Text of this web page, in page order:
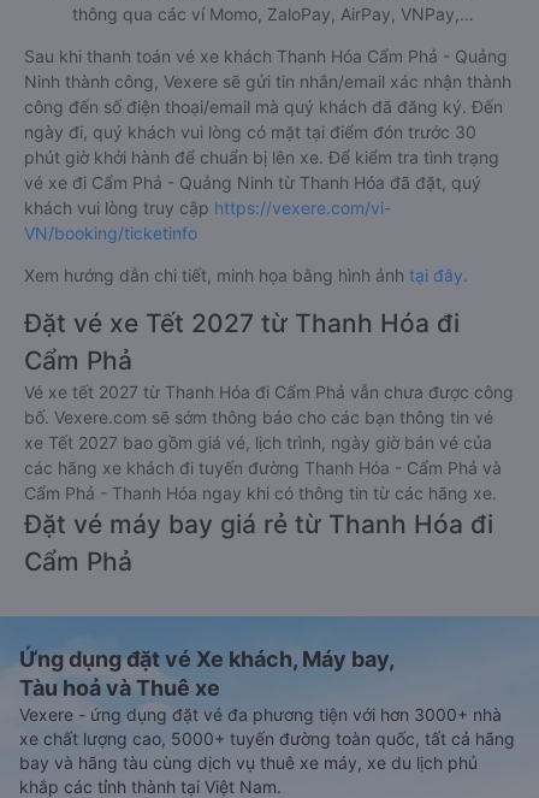
thông qua các ví Momo, ZaloPay, AirPay, VNPay,…
Sau khi thanh toán vé xe khách Thanh Hóa Cẩm Phả - Quảng
Ninh thành công, Vexere sẽ gửi tin nhắn/email xác nhận thành
công đến số điện thoại/email mà quý khách đã đăng ký. Đến
ngày đi, quý khách vui lòng có mặt tại điểm đón trước 30
phút giờ khởi hành để chuẩn bị lên xe. Để kiểm tra tình trạng
vé xe đi Cẩm Phả - Quảng Ninh từ Thanh Hóa đã đặt, quý
khách vui lòng truy cập https://vexere.com/vi-
VN/booking/ticketinfo
Xem hướng dẫn chi tiết, minh họa bằng hình ảnh tại đây.
Đặt vé xe Tết 2027 từ Thanh Hóa đi
Cẩm Phả
Vé xe tết 2027 từ Thanh Hóa đi Cẩm Phả vẫn chưa được công
bố. Vexere.com sẽ sớm thông báo cho các bạn thông tin vé
xe Tết 2027 bao gồm giá vé, lịch trình, ngày giờ bán vé của
các hãng xe khách đi tuyến đường Thanh Hóa - Cẩm Phả và
Cẩm Phả - Thanh Hóa ngay khi có thông tin từ các hãng xe.
Đặt vé máy bay giá rẻ từ Thanh Hóa đi
Cẩm Phả
Ứng dụng đặt vé Xe khách, Máy bay,
Tàu hoả và Thuê xe
Vexere - ứng dụng đặt vé đa phương tiện với hơn 3000+ nhà
xe chất lượng cao, 5000+ tuyến đường toàn quốc, tất cả hãng
bay và hãng tàu cùng dịch vụ thuê xe máy, xe du lịch phủ
khắp các tỉnh thành tại Việt Nam.